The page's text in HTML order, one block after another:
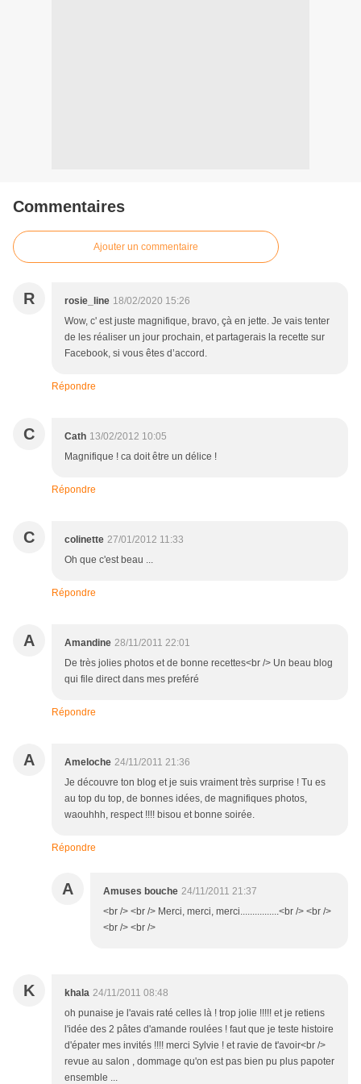
Commentaires
Ajouter un commentaire
R rosie_line 18/02/2020 15:26
Wow, c' est juste magnifique, bravo, çà en jette. Je vais tenter
de les réaliser un jour prochain, et partagerais la recette sur
Facebook, si vous êtes d’accord.
Répondre
C Cath 13/02/2012 10:05
Magnifique ! ca doit être un délice !
Répondre
C colinette 27/01/2012 11:33
Oh que c'est beau ...
Répondre
A Amandine 28/11/2011 22:01
De très jolies photos et de bonne recettes<br /> Un beau blog
qui file direct dans mes preféré
Répondre
A Ameloche 24/11/2011 21:36
Je découvre ton blog et je suis vraiment très surprise ! Tu es
au top du top, de bonnes idées, de magnifiques photos,
waouhhh, respect !!!! bisou et bonne soirée.
Répondre
A Amuses bouche 24/11/2011 21:37
<br /> <br /> Merci, merci, merci................<br /> <br />
<br /> <br />
K khala 24/11/2011 08:48
oh punaise je l'avais raté celles là ! trop jolie !!!!! et je retiens
l'idée des 2 pâtes d'amande roulées ! faut que je teste histoire
d'épater mes invités !!!! merci Sylvie ! et ravie de t'avoir<br />
revue au salon , dommage qu'on est pas bien pu plus papoter
ensemble ...